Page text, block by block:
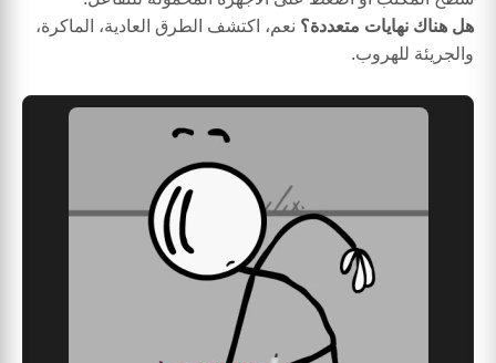
هل هناك نهايات متعددة؟ نعم، اكتشف الطرق العادية، الماكرة،
والجريئة للهروب.